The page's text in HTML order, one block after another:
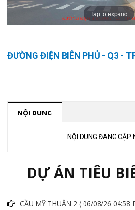
Tap to expand
ĐƯỜNG ĐIỆN BIÊN PHỦ - Q3 -
NỘI DUNG
NỘI DUNG ĐANG CẬP
DỰ ÁN TIÊU
CẦU MỸ THUẬN 2 ( 06/08/26 04:58